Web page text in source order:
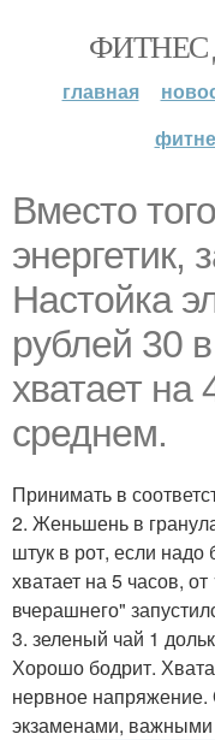
ФИТНЕС
главная
Вместо
энергетик,
Настойка
рублей 30
хватает на
среднем.
Принимать в
2. Женьшень в
штук в рот, если
хватает на 5 часов,
вчерашнего"
3. зеленый чай 1
Хорошо бодрит.
нервное
экзаменами,